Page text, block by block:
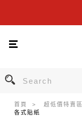
首頁 超低價特賣區
各式貼紙